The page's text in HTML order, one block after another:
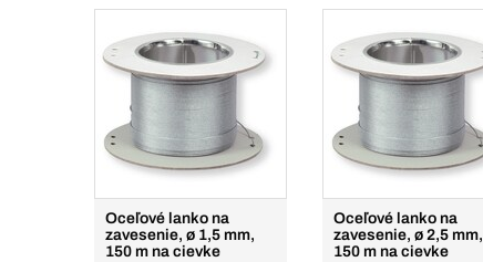
Oceľové lanko na
zavesenie, ø 1,5 mm,
150 m na cievke
Oceľové lanko na
zavesenie, ø 2,5 mm,
150 m na cievke